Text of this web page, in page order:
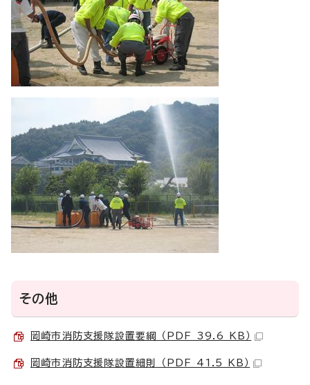
その他
岡崎市消防支援隊設置要綱 （PDF 39.6 KB）
岡崎市消防支援隊設置細則 （PDF 41.5 KB）